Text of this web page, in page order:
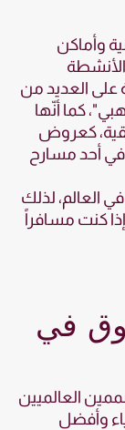
وأماكن
الأنشطة
على العديد من
كما أنّها
كعروض
أحد مسارح
العالم، لذلك
كنت مسافراً
في
العالميين
وأفضل